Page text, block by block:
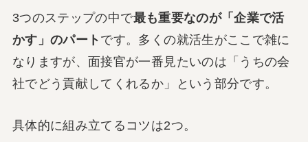
3つのステップの中で最も重要なのが「企業で活
かす」のパート です。多くの就活生がここで雑に
なりますが、面接官が一番見たいのは「うちの会
社でどう貢献してくれるか」という部分です。
具体的に組み立てるコツは2つ。